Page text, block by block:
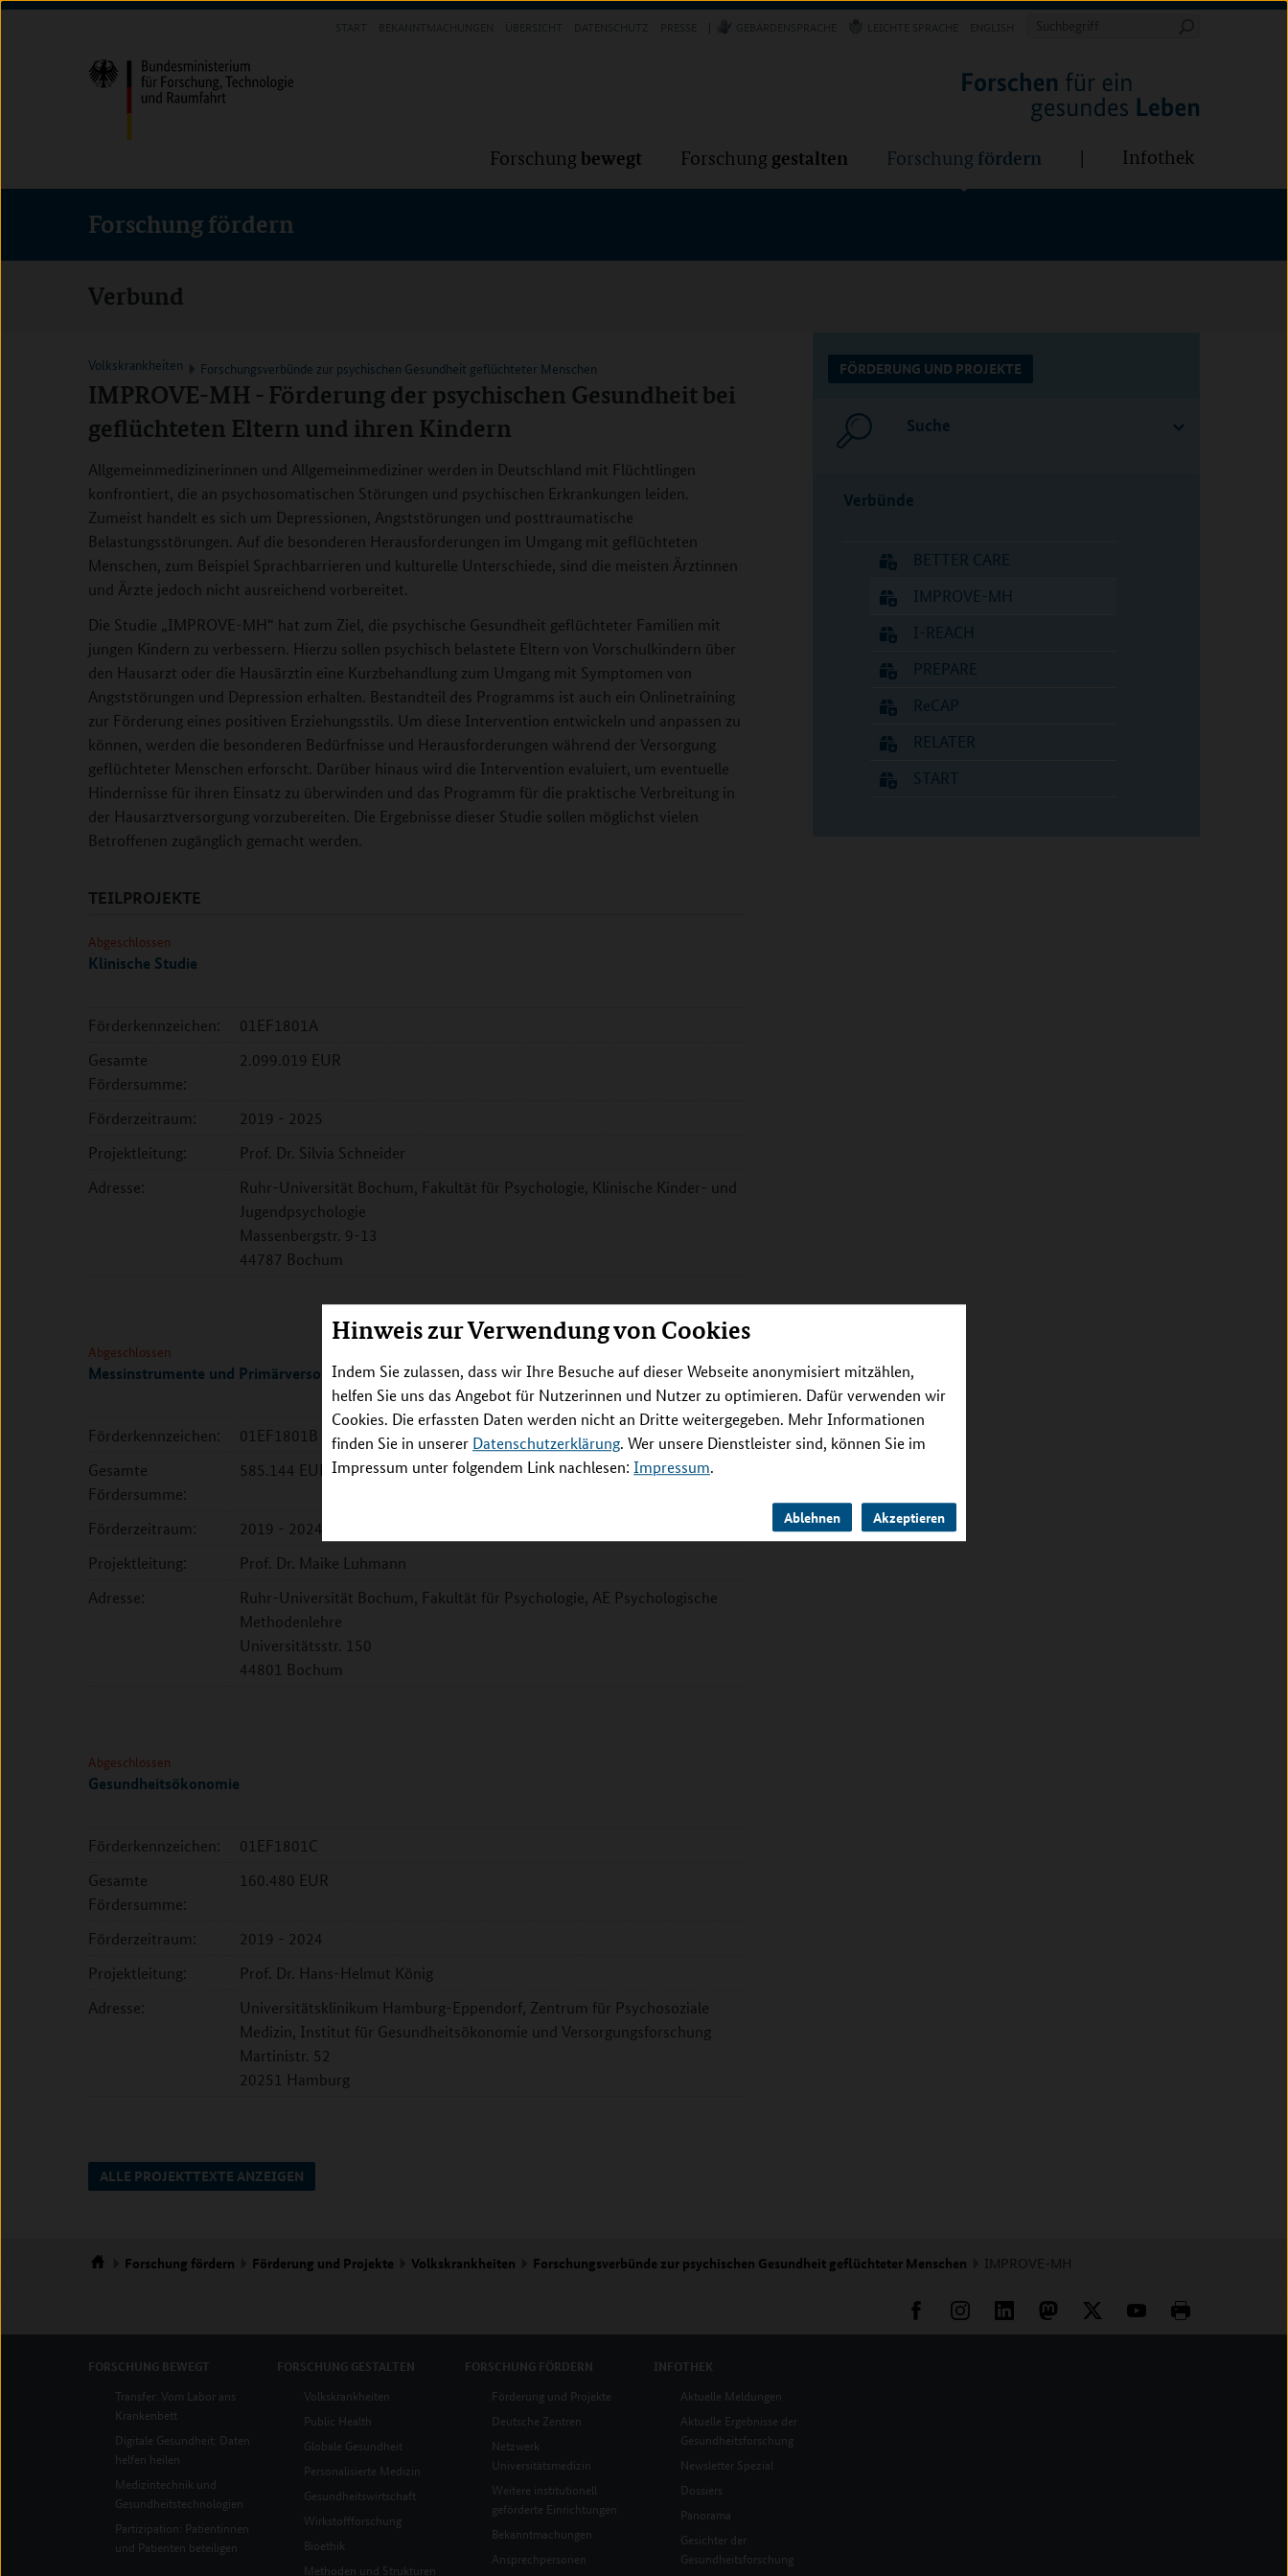
Hinweis zur Verwendung von Cookies
Indem Sie zulassen, dass wir Ihre Besuche auf dieser Webseite anonymisiert mitzählen,
helfen Sie uns das Angebot für Nutzerinnen und Nutzer zu optimieren. Dafür verwenden wir
Cookies. Die erfassten Daten werden nicht an Dritte weitergegeben. Mehr Informationen
finden Sie in unserer Datenschutzerklärung. Wer unsere Dienstleister sind, können Sie im
Impressum unter folgendem Link nachlesen: Impressum.
Ablehnen Akzeptieren
Direkt
(Eingabetaste)
Direkt
(Eingabetaste)
Direkt
(Eingabetaste)
Suchbegriff
Forschung bewegt Forschung gestalten Forschung fördern Infothek
Forschung fördern
Verbund
Volkskrankheiten Forschungsverbünde zur psychischen Gesundheit geflüchteter Menschen
IMPROVE-MH - Förderung der psychischen Gesundheit bei
geflüchteten Eltern und ihren Kindern
Allgemeinmedizinerinnen und Allgemeinmediziner werden in Deutschland mit Flüchtlingen
konfrontiert, die an psychosomatischen Störungen und psychischen Erkrankungen leiden.
Zumeist handelt es sich um Depressionen, Angststörungen und posttraumatische
Belastungsstörungen. Auf die besonderen Herausforderungen im Umgang mit geflüchteten
Menschen, zum Beispiel Sprachbarrieren und kulturelle Unterschiede, sind die meisten Ärztinnen
und Ärzte jedoch nicht ausreichend vorbereitet.
Die Studie „IMPROVE-MH“ hat zum Ziel, die psychische Gesundheit geflüchteter Familien mit
jungen Kindern zu verbessern. Hierzu sollen psychisch belastete Eltern von Vorschulkindern über
den Hausarzt oder die Hausärztin eine Kurzbehandlung zum Umgang mit Symptomen von
Angststörungen und Depression erhalten. Bestandteil des Programms ist auch ein Onlinetraining
zur Förderung eines positiven Erziehungsstils. Um diese Intervention entwickeln und anpassen zu
können, werden die besonderen Bedürfnisse und Herausforderungen während der Versorgung
geflüchteter Menschen erforscht. Darüber hinaus wird die Intervention evaluiert, um eventuelle
Hindernisse für ihren Einsatz zu überwinden und das Programm für die praktische Verbreitung in
der Hausarztversorgung vorzubereiten. Die Ergebnisse dieser Studie sollen möglichst vielen
Betroffenen zugänglich gemacht werden.
TEILPROJEKTE
Abgeschlossen
Klinische Studie
Förderkennzeichen:
01EF1801A
Gesamte
Fördersumme:
2.099.019 EUR
Förderzeitraum:
2019 - 2025
Projektleitung:
Prof. Dr. Silvia Schneider
Adresse:
Ruhr-Universität Bochum, Fakultät für Psychologie, Klinische Kinder- und
Jugendpsychologie
Massenbergstr. 9-13
44787 Bochum
Abgeschlossen
Messinstrumente und Primärversorgung
Förderkennzeichen:
01EF1801B
Gesamte
Fördersumme:
585.144 EUR
Förderzeitraum:
2019 - 2024
Projektleitung:
Prof. Dr. Maike Luhmann
Adresse:
Ruhr-Universität Bochum, Fakultät für Psychologie, AE Psychologische
Methodenlehre
Universitätsstr. 150
44801 Bochum
Abgeschlossen
Gesundheitsökonomie
Förderkennzeichen:
01EF1801C
Gesamte
Fördersumme:
160.480 EUR
Förderzeitraum:
2019 - 2024
Projektleitung:
Prof. Dr. Hans-Helmut König
Adresse:
Universitätsklinikum Hamburg-Eppendorf, Zentrum für Psychosoziale
Medizin, Institut für Gesundheitsökonomie und Versorgungsforschung
Martinistr. 52
20251 Hamburg
ALLE PROJEKTTEXTE ANZEIGEN
FÖRDERUNG UND PROJEKTE
Suche
Verbünde
BETTER CARE
IMPROVE-MH
I-REACH
PREPARE
ReCAP
RELATER
START
Forschung fördern Förderung und Projekte Volkskrankheiten Forschungsverbünde zur psychischen Gesundheit geflüchteter Menschen IMPROVE-MH
FORSCHUNG BEWEGT
Transfer: Vom Labor ans
Krankenbett
Digitale Gesundheit: Daten
helfen heilen
Medizintechnik und
Gesundheitstechnologien
Partizipation: Patientinnen
und Patienten beteiligen
FORSCHUNG GESTALTEN
Volkskrankheiten
Public Health
Globale Gesundheit
Personalisierte Medizin
Gesundheitswirtschaft
Wirkstoffforschung
Bioethik
Methoden und Strukturen
FORSCHUNG FÖRDERN
Förderung und Projekte
Deutsche Zentren
Netzwerk
Universitätsmedizin
Weitere institutionell
geförderte Einrichtungen
Bekanntmachungen
Ansprechpersonen
INFOTHEK
Aktuelle Meldungen
Aktuelle Ergebnisse der
Gesundheitsforschung
Newsletter Spezial
Dossiers
Panorama
Gesichter der
Gesundheitsforschung
Forschung Forschung Forschung fördern Infothek